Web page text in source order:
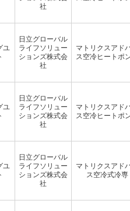
社
ユ
日立グローバル
ライフソリュー
ションズ株式会
社
マトリクスアド
ス空冷ヒートポ
ユ
日立グローバル
ライフソリュー
ションズ株式会
社
マトリクスアド
ス空冷ヒートポ
ユ
日立グローバル
ライフソリュー
ションズ株式会
社
マトリクスアド
ス空冷式冷専